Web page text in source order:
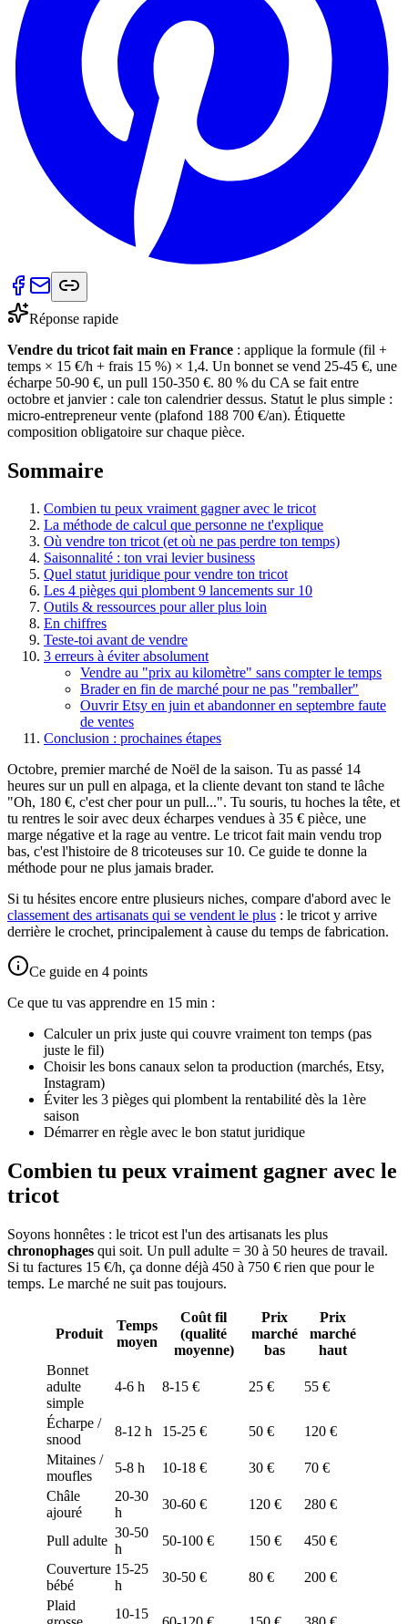
Réponse rapide
Vendre du tricot fait main en France : applique la formule (fil +
temps × 15 €/h + frais 15 %) × 1,4. Un bonnet se vend 25-45 €, une
écharpe 50-90 €, un pull 150-350 €. 80 % du CA se fait entre
octobre et janvier : cale ton calendrier dessus. Statut le plus simple :
micro-entrepreneur vente (plafond 188 700 €/an). Étiquette
composition obligatoire sur chaque pièce.
Sommaire
Combien tu peux vraiment gagner avec le tricot
La méthode de calcul que personne ne t'explique
Où vendre ton tricot (et où ne pas perdre ton temps)
Saisonnalité : ton vrai levier business
Quel statut juridique pour vendre ton tricot
Les 4 pièges qui plombent 9 lancements sur 10
Outils & ressources pour aller plus loin
En chiffres
Teste-toi avant de vendre
3 erreurs à éviter absolument
Vendre au "prix au kilomètre" sans compter le temps
Brader en fin de marché pour ne pas "remballer"
Ouvrir Etsy en juin et abandonner en septembre faute
de ventes
Conclusion : prochaines étapes
Octobre, premier marché de Noël de la saison. Tu as passé 14
heures sur un pull en alpaga, et la cliente devant ton stand te lâche
"Oh, 180 €, c'est cher pour un pull...". Tu souris, tu hoches la tête, et
tu rentres le soir avec deux écharpes vendues à 35 € pièce, une
marge négative et la rage au ventre. Le tricot fait main vendu trop
bas, c'est l'histoire de 8 tricoteuses sur 10. Ce guide te donne la
méthode pour ne plus jamais brader.
Si tu hésites encore entre plusieurs niches, compare d'abord avec le
classement des artisanats qui se vendent le plus : le tricot y arrive
derrière le crochet, principalement à cause du temps de fabrication.
Ce guide en 4 points
Ce que tu vas apprendre en 15 min :
Calculer un prix juste qui couvre vraiment ton temps (pas
juste le fil)
Choisir les bons canaux selon ta production (marchés, Etsy,
Instagram)
Éviter les 3 pièges qui plombent la rentabilité dès la 1ère
saison
Démarrer en règle avec le bon statut juridique
Combien tu peux vraiment gagner avec le
tricot
Soyons honnêtes : le tricot est l'un des artisanats les plus
chronophages qui soit. Un pull adulte = 30 à 50 heures de travail.
Si tu factures 15 €/h, ça donne déjà 450 à 750 € rien que pour le
temps. Le marché ne suit pas toujours.
Produit
Temps
moyen
Coût fil
(qualité
moyenne)
Prix
marché
bas
Prix
marché
haut
Bonnet
adulte
simple
4-6 h 8-15 € 25 € 55 €
Écharpe /
snood
8-12 h 15-25 € 50 €
120 €
Mitaines /
moufles
5-8 h 10-18 € 30 €
70 €
Châle
ajouré
20-30
h
30-60 € 120 € 280 €
Pull adulte
30-50
h
50-100 € 150 €
450 €
Couverture
bébé
15-25
h
30-50 € 80 €
200 €
Plaid
10-15